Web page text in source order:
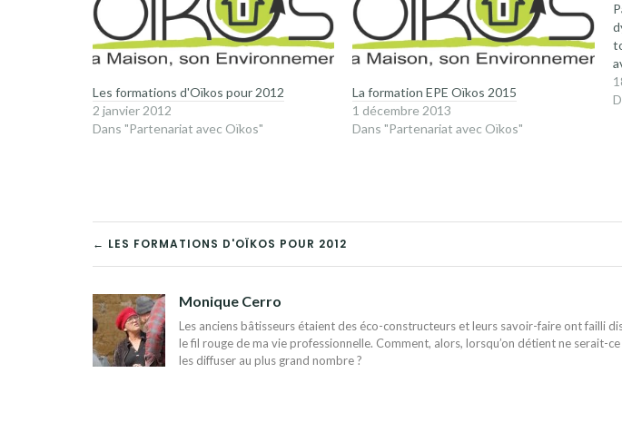
Les formations d'Oïkos pour 2012
2 janvier 2012
Dans "Partenariat avec Oïkos"
La formation EPE Oïkos 2015
1 décembre 2013
Dans "Partenariat avec Oïkos"
NAVIGATION
DE
L’ARTICLE
← LES FORMATIONS D'OÏKOS POUR 2012
Monique Cerro
Les anciens bâtisseurs étaient des éco-constructeurs et leurs savoir-faire ont failli
le fil rouge de ma vie professionnelle. Comment, alors, lorsqu’on détient ne serait-
les diffuser au plus grand nombre ?